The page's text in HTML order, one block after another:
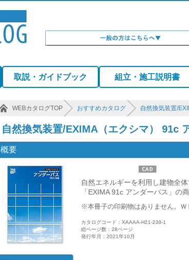
取説・ガイドブック 組立・施工説明書
WEBカタログTOP おすすめカタログ 自然換気装置/
自然換気装置/EXIMA（エクシマ） 91c
概要
自然エネルギーを利用し建物全
「EXIMA 91c アンダーパス」の
※本冊子の印刷物はありません。Ｗ
カタログコード：XAAAA-H21-238-1
総ページ数：28ページ
発行年月：2021年10月